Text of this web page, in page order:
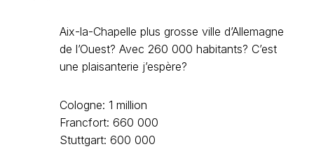
Aix-la-Chapelle plus grosse ville d’Allemagne
de l’Ouest? Avec 260 000 habitants? C’est
une plaisanterie j’espère?
Cologne: 1 million
Francfort: 660 000
Stuttgart: 600 000